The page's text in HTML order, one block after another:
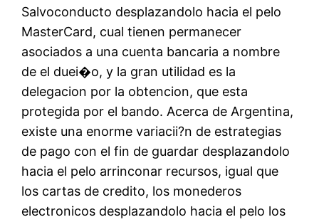
Salvoconducto desplazandolo hacia el pelo
MasterCard, cual tienen permanecer
asociados a una cuenta bancaria a nombre
de el duei�o, y la gran utilidad es la
delegacion por la obtencion, que esta
protegida por el bando. Acerca de Argentina,
existe una enorme variacii?n de estrategias
de pago con el fin de guardar desplazandolo
hacia el pelo arrinconar recursos, igual que
los cartas de credito, los monederos
electronicos desplazandolo hacia el pelo los